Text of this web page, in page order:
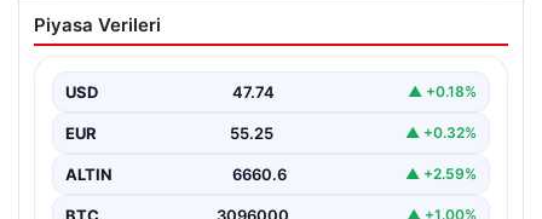
Vinicius Jr. Real Madrid ile geleceğini
güvence altına aldı
Vinicius Junior için beklenen karar açıklandı. Real
Madrid,…
Piyasa Verileri
USD 47.74 ▲ +0.18%
EUR 55.25 ▲ +0.32%
ALTIN 6660.6 ▲ +2.59%
▲ +1.00%